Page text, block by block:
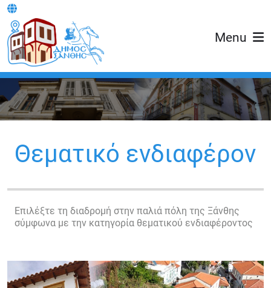
Menu
Θεματικό ενδιαφέρον
Επιλέξτε τη διαδρομή στην παλιά πόλη της Ξάνθης
σύμφωνα με την κατηγορία θεματικού ενδιαφέροντος